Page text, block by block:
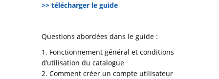
>> télécharger le guide
Questions abordées dans le guide :
1. Fonctionnement général et conditions
d’utilisation du catalogue
2. Comment créer un compte utilisateur